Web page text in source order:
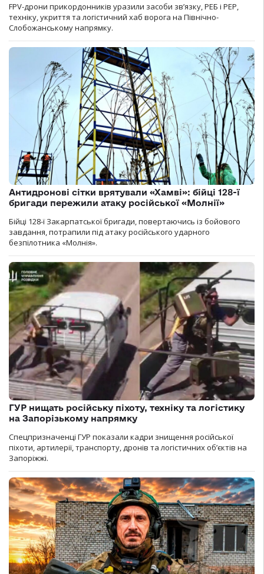
FPV-дрони прикордонників уразили засоби зв’язку, РЕБ і РЕР,
техніку, укриття та логістичний хаб ворога на Північно-
Слобожанському напрямку.
Антидронові сітки врятували «Хамві»: бійці 128-ї
бригади пережили атаку російської «Молнії»
Бійці 128-ї Закарпатської бригади, повертаючись із бойового
завдання, потрапили під атаку російського ударного
безпілотника «Молнія».
ГУР нищать російську піхоту, техніку та логістику
на Запорізькому напрямку
Спецпризначенці ГУР показали кадри знищення російської
піхоти, артилерії, транспорту, дронів та логістичних об’єктів на
Запоріжжі.